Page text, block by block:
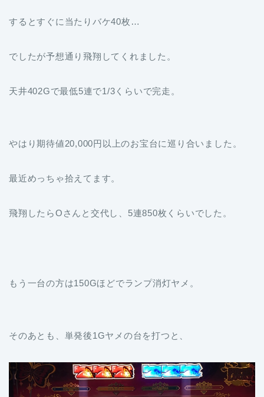
するとすぐに当たりバケ40枚…
でしたが予想通り飛翔してくれました。
天井402Gで最低5連で1/3くらいで完走。
やはり期待値20,000円以上のお宝台に巡り合いました。
最近めっちゃ拾えてます。
飛翔したらOさんと交代し、5連850枚くらいでした。
もう一台の方は150Gほどでランプ消灯ヤメ。
そのあとも、単発後1Gヤメの台を打つと、